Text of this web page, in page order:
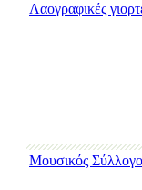
Λαογραφικές
Μουσικός